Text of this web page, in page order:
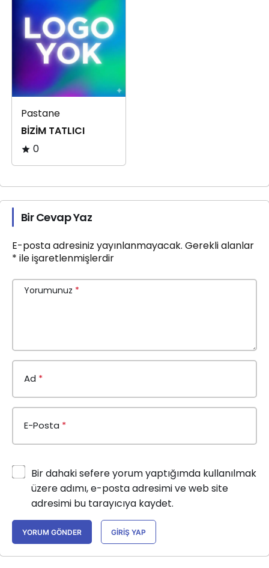
Pastane
BİZİM TATLICI
0
Bir Cevap Yaz
E-posta adresiniz yayınlanmayacak. Gerekli alanlar
* ile işaretlenmişlerdir
Yorumunuz *
Ad *
E-Posta *
Bir dahaki sefere yorum yaptığımda kullanılmak
üzere adımı, e-posta adresimi ve web site
adresimi bu tarayıcıya kaydet.
YORUM GÖNDER GIRIŞ YAP